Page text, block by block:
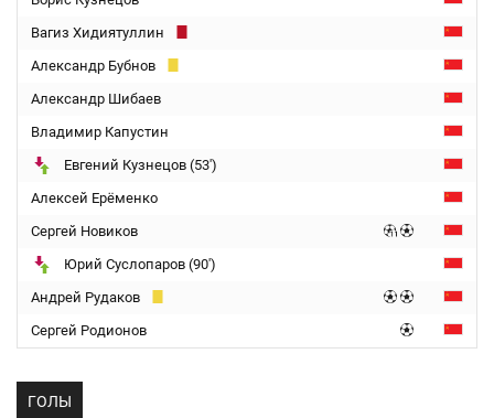
Вагиз Хидиятуллин
Александр Бубнов
Александр Шибаев
Владимир Капустин
Евгений Кузнецов (53')
Алексей Ерёменко
Сергей Новиков
Юрий Суслопаров (90')
Андрей Рудаков
Сергей Родионов
ГОЛЫ